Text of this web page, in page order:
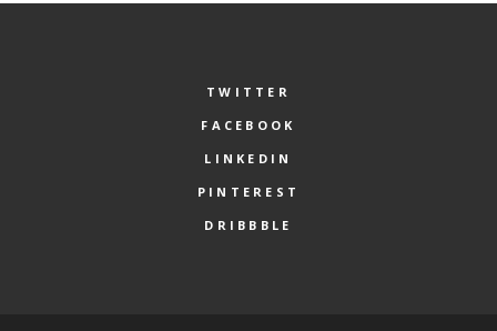
TWITTER
FACEBOOK
LINKEDIN
PINTEREST
DRIBBBLE